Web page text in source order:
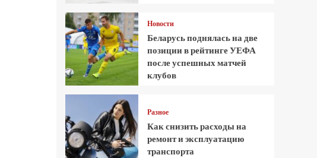
Новости
Беларусь поднялась на две
позиции в рейтинге УЕФА
после успешных матчей
клубов
Разное
Как снизить расходы на
ремонт и эксплуатацию
транспорта